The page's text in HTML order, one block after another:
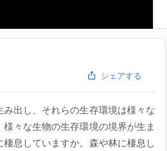
シェアする
出し、それらの生存環境は様々な
々な生物の生存環境の境界が生ま
息していますか。森や林に棲息し